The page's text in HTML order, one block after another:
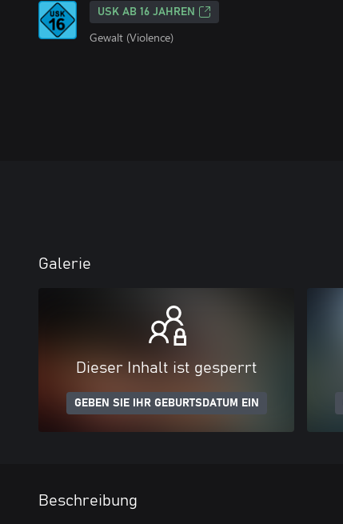
USK AB 16 JAHREN
Gewalt (Violence)
Galerie
Dieser Inhalt ist gesperrt
GEBEN SIE IHR GEBURTSDATUM EIN
Beschreibung